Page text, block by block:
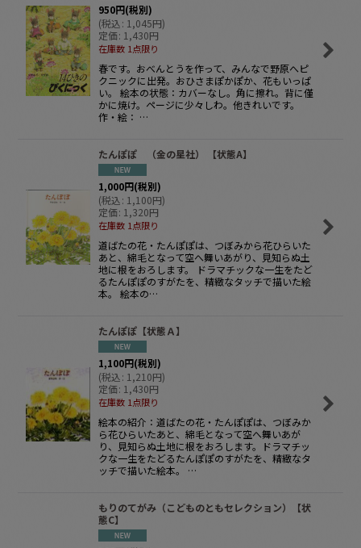
950円(税別)
(税込: 1,045円)
定価: 1,430円
在庫数 1点限り
春です。おべんとうを作って、みんなで野原へピ
クニックに出発。おひさまぽかぽか、花もいっぱ
い。 絵本の状態：カバーなし。角に擦れ。背に僅
かに焼け。ページに少々しわ。他きれいです。
作・絵： …
たんぽぽ （金の星社） 【状態A】
1,000円(税別)
(税込: 1,100円)
定価: 1,320円
在庫数 1点限り
道ばたの花・たんぽぽは、つぼみから花ひらいた
あと、綿毛となって空へ舞いあがり、見知らぬ土
地に根をおろします。 ドラマチックな一生をたど
るたんぽぽのすがたを、精緻なタッチで描いた絵
本。 絵本の…
たんぽぽ【状態Ａ】
1,100円(税別)
(税込: 1,210円)
定価: 1,430円
在庫数 1点限り
絵本の紹介：道ばたの花・たんぽぽは、つぼみか
ら花ひらいたあと、綿毛となって空へ舞いあが
り、見知らぬ土地に根をおろします。ドラマチッ
クな一生をたどるたんぽぽのすがたを、精緻なタ
ッチで描いた絵本。 …
もりのてがみ（こどものともセレクション）【状
態C】